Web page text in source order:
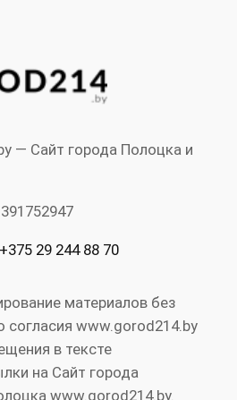
— Сайт города Полоцка и
29 244 88 70
материалов без
согласия www.gorod214.by
в тексте
на Сайт города
www.gorod214.by.